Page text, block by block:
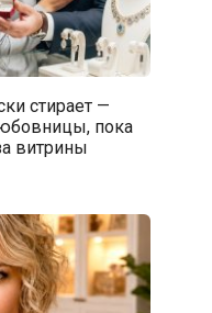
стирает —
пока
витрины